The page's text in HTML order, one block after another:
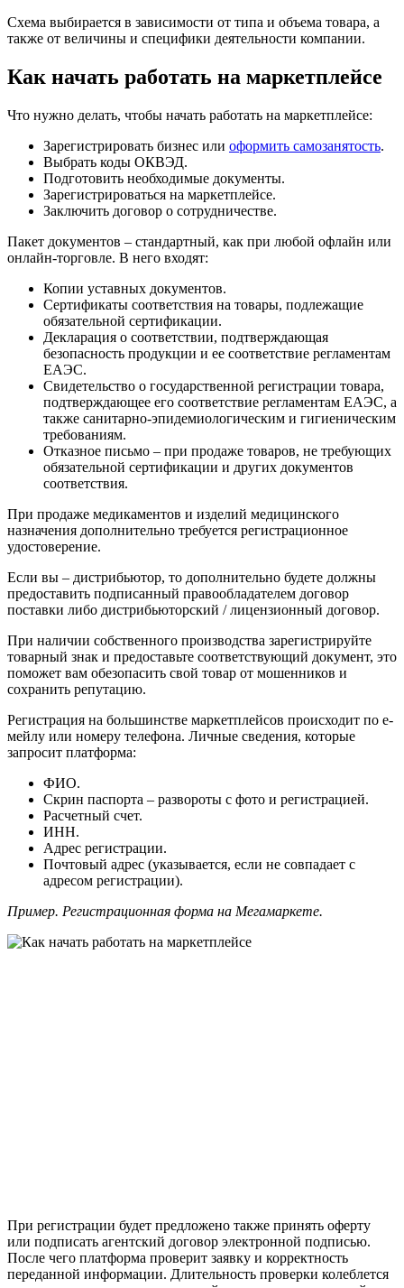
Схема выбирается в зависимости от типа и объема товара, а
также от величины и специфики деятельности компании.
Как начать работать на маркетплейсе
Что нужно делать, чтобы начать работать на маркетплейсе:
Зарегистрировать бизнес или оформить самозанятость.
Выбрать коды ОКВЭД.
Подготовить необходимые документы.
Зарегистрироваться на маркетплейсе.
Заключить договор о сотрудничестве.
Пакет документов – стандартный, как при любой офлайн или
онлайн-торговле. В него входят:
Копии уставных документов.
Сертификаты соответствия на товары, подлежащие
обязательной сертификации.
Декларация о соответствии, подтверждающая
безопасность продукции и ее соответствие регламентам
ЕАЭС.
Свидетельство о государственной регистрации товара,
подтверждающее его соответствие регламентам ЕАЭС, а
также санитарно-эпидемиологическим и гигиеническим
требованиям.
Отказное письмо – при продаже товаров, не требующих
обязательной сертификации и других документов
соответствия.
При продаже медикаментов и изделий медицинского
назначения дополнительно требуется регистрационное
удостоверение.
Если вы – дистрибьютор, то дополнительно будете должны
предоставить подписанный правообладателем договор
поставки либо дистрибьюторский / лицензионный договор.
При наличии собственного производства зарегистрируйте
товарный знак и предоставьте соответствующий документ, это
поможет вам обезопасить свой товар от мошенников и
сохранить репутацию.
Регистрация на большинстве маркетплейсов происходит по е-
мейлу или номеру телефона. Личные сведения, которые
запросит платформа:
ФИО.
Скрин паспорта – развороты с фото и регистрацией.
Расчетный счет.
ИНН.
Адрес регистрации.
Почтовый адрес (указывается, если не совпадает с
адресом регистрации).
Пример. Регистрационная форма на Мегамаркете.
При регистрации будет предложено также принять оферту
или подписать агентский договор электронной подписью.
После чего платформа проверит заявку и корректность
переданной информации. Длительность проверки колеблется